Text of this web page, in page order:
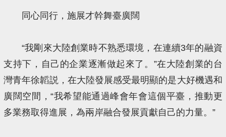
同心同行，施展才幹舞臺廣闊
“我剛來大陸創業時不熟悉環境，在連續3年的融資
支持下，自己的企業逐漸做起來了。”在大陸創業的台
灣青年徐韜説，在大陸發展感受最明顯的是大好機遇和
廣闊空間，“我希望能通過峰會年會這個平臺，推動更
多業務取得進展，為兩岸融合發展貢獻自己的力量。”